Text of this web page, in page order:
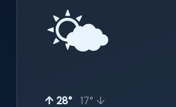
🌤️
↑ 28° 17° ↓